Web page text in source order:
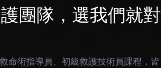
團隊，選我們就對
命術指導員、初級救護技術員課程，皆